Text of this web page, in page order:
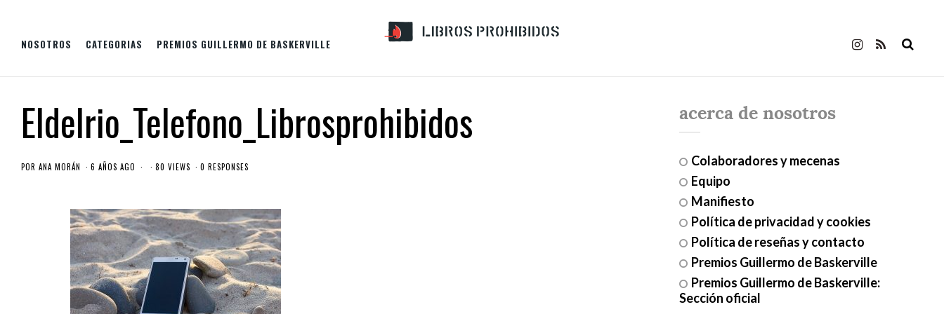
NOSOTROS CATEGORIAS PREMIOS GUILLERMO DE BASKERVILLE
Eldelrio_Telefono_Librosprohibidos
POR ANA MORÁN 6 AÑOS AGO 80 VIEWS 0 RESPONSES
acerca de nosotros
Colaboradores y mecenas
Equipo
Manifiesto
Política de privacidad y cookies
Política de reseñas y contacto
Premios Guillermo de Baskerville
Premios Guillermo de Baskerville:
Sección oficial